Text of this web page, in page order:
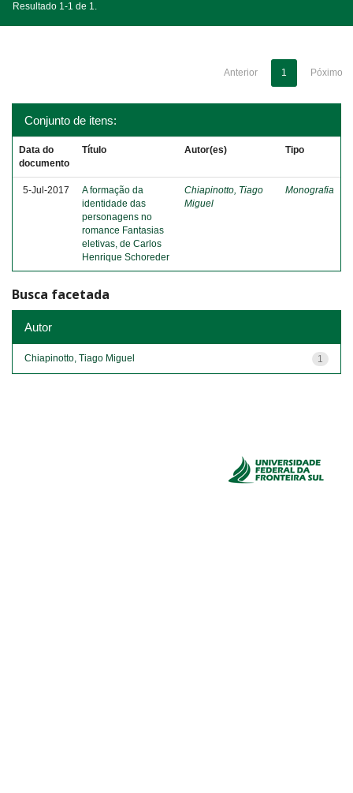
Resultado 1-1 de 1.
Anterior 1 Póximo
Conjunto de itens:
Data do
documento
Título Autor(es) Tipo
5-Jul-2017
A formação da
identidade das
personagens no
romance Fantasias
eletivas, de Carlos
Henrique Schoreder
Chiapinotto, Tiago
Miguel
Monografia
Busca facetada
Autor
1
Chiapinotto, Tiago Miguel